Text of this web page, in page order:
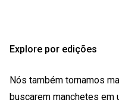
Explore por edições
Nós também tornamos
buscarem manchetes